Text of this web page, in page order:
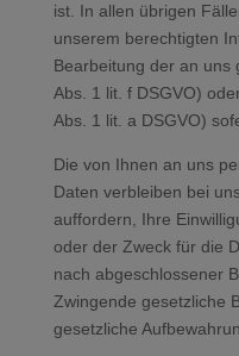
ist. In allen übrigen
unserem berechtigten
Bearbeitung der an uns
Abs. 1 lit. f DSGVO)
Abs. 1 lit. a DSGVO)
Die von Ihnen an uns
Daten verbleiben bei
auffordern, Ihre
oder der Zweck für die
nach abgeschlossener
Zwingende gesetzliche
gesetzliche